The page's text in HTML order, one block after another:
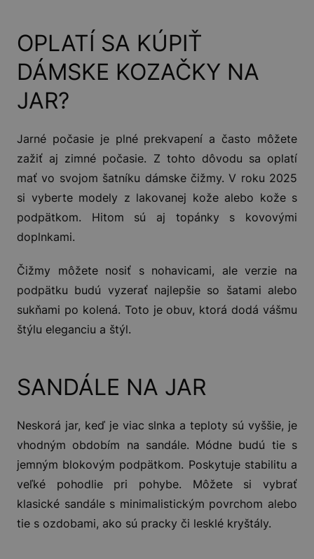
OPLATÍ SA KÚPIŤ
DÁMSKE KOZAČKY NA
JAR?
Jarné počasie je plné prekvapení a často môžete
zažiť aj zimné počasie. Z tohto dôvodu sa oplatí
mať vo svojom šatníku dámske čižmy. V roku 2025
si vyberte modely z lakovanej kože alebo kože s
podpätkom. Hitom sú aj topánky s kovovými
doplnkami.
Čižmy môžete nosiť s nohavicami, ale verzie na
podpätku budú vyzerať najlepšie so šatami alebo
sukňami po kolená. Toto je obuv, ktorá dodá vášmu
štýlu eleganciu a štýl.
SANDÁLE NA JAR
Neskorá jar, keď je viac slnka a teploty sú vyššie, je
vhodným obdobím na sandále. Módne budú tie s
jemným blokovým podpätkom. Poskytuje stabilitu a
veľké pohodlie pri pohybe. Môžete si vybrať
klasické sandále s minimalistickým povrchom alebo
tie s ozdobami, ako sú pracky či lesklé kryštály.